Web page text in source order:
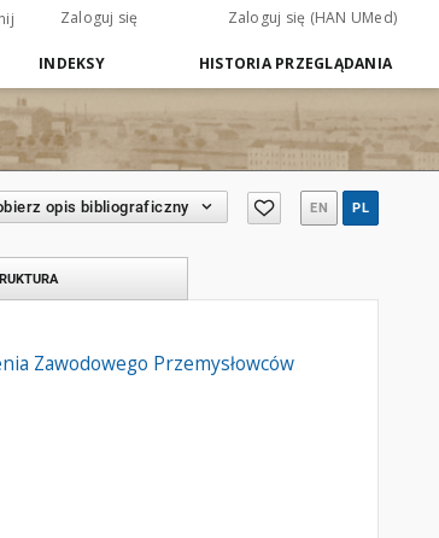
Zaloguj się Zaloguj się (HAN UMed)
INDEKSY HISTORIA PRZEGLĄDANIA
opis bibliograficzny EN PL
Zawodowego Przemysłowców